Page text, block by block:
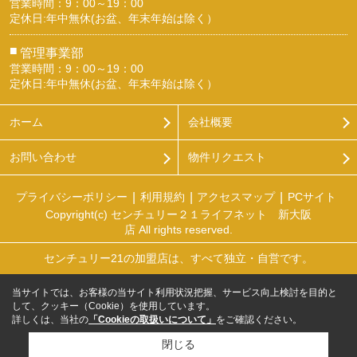
営業時間：9：00～19：00
定休日:年中無休(お盆、年末年始は除く）
■ 管理事業部
営業時間：9：00～19：00
定休日:年中無休(お盆、年末年始は除く）
ホーム 会社概要
お問い合わせ 物件リクエスト
プライバシーポリシー 利用規約 アクセスマップ
PCサイト
Copyright(c) センチュリー２１ライフネット 新大阪
店 All rights reserved.
センチュリー21の加盟店は、すべて独立・自営です。
当サイトでは、お客様の当サイト利用状況把握、サービス向上検討を目的と
して、クッキー（Cookie）を使用しています。
詳しくは、当社の 「Cookieの取扱いについて」 をご確認ください。
閉じる